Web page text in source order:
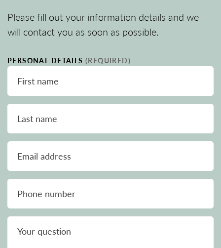
Please fill out your information details and we
will contact you as soon as possible.
PERSONAL DETAILS (REQUIRED)
First name
Last name
Email address
Phone number
Your question